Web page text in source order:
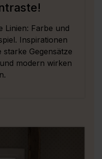
Linien: Farbe und
Inspirationen
Gegensätze
modern wirken